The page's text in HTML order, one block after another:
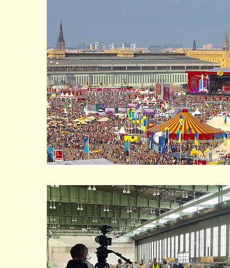
© Michael Reitz